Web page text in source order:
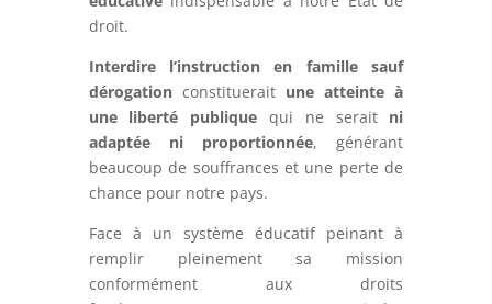
droit.
Interdire l’instruction en famille sauf
dérogation constituerait une atteinte à
une liberté publique qui ne serait
ni
adaptée ni proportionnée, générant
beaucoup de souffrances et une perte de
chance pour notre pays.
Face à un système éducatif peinant à
remplir pleinement sa mission
conformément aux droits